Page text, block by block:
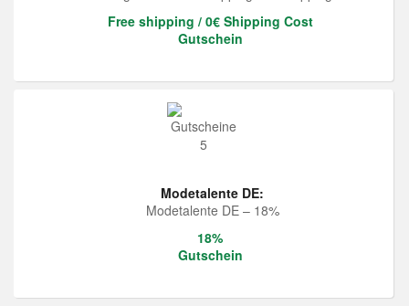
Free shipping / 0€ Shipping Cost
Gutschein
Modetalente DE:
Modetalente DE – 18%
18%
Gutschein